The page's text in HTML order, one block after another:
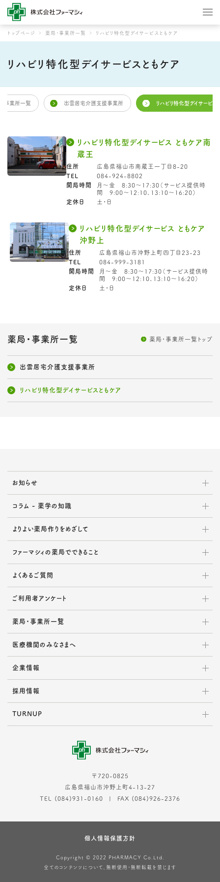
トップページ 薬局・事業所一覧 リハビリ特化型デイサービスともケア
リハビリ特化型デイサービスともケア
事業所一覧 出雲居宅介護支援事業所 リハビリ特化型デイサービス
リハビリ特化型デイサービス ともケア南
蔵王
住所
広島県福山市南蔵王一丁目8-20
TEL
084-924-8802
開局時間
月～金 8:30～17:30（サービス提供時
間 9:00～12:10、13:10～16:20）
定休日
土・日
リハビリ特化型デイサービス ともケア
沖野上
住所
広島県福山市沖野上町四丁目23-23
TEL
084-999-3181
開局時間
月～金 8:30～17:30（サービス提供時
間 9:00～12:10、13:10～16:20）
定休日
土・日
薬局・事業所一覧 薬局・事業所一覧トップ
出雲居宅介護支援事業所
リハビリ特化型デイサービスともケア
お知らせ
コラム - 薬学の知識
よりよい薬局作りをめざして
ファーマシィの薬局でできること
よくあるご質問
ご利用者アンケート
薬局・事業所一覧
医療機関のみなさまへ
企業情報
採用情報
TURNUP
〒720-0825
広島県福山市沖野上町4-13-27
TEL (084)931-0160
FAX (084)926-2376
個人情報保護方針
Copyright © 2022 PHARMACY Co.Ltd.
全てのコンテンツについて、無断使用・無断転載を禁じます